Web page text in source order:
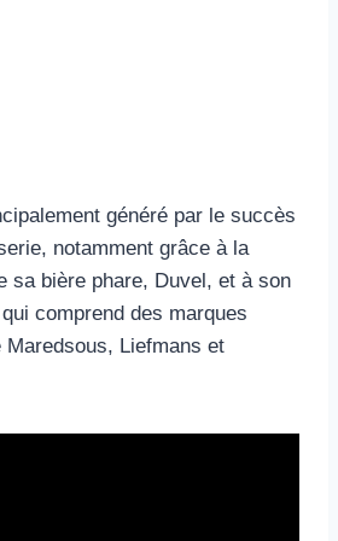
généré par le succès
notamment grâce à la
sa bière phare, Duvel, et à son
comprend des marques
Maredsous, Liefmans et